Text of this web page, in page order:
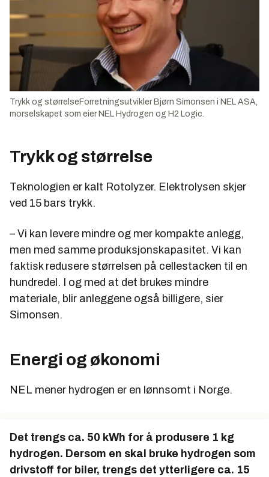
Trykk og størrelseForretningsutvikler Bjørn Simonsen i NEL ASA,
morselskapet som eier NEL Hydrogen og H2 Logic.
Trykk og størrelse
Teknologien er kalt Rotolyzer. Elektrolysen skjer
ved 15 bars trykk.
– Vi kan levere mindre og mer kompakte anlegg,
men med samme produksjonskapasitet. Vi kan
faktisk redusere størrelsen på cellestacken til en
hundredel. I og med at det brukes mindre
materiale, blir anleggene også billigere, sier
Simonsen.
Energi og økonomi
NEL mener hydrogen er en lønnsomt i Norge.
Det trengs ca. 50 kWh for å produsere 1 kg
hydrogen. Dersom en skal bruke hydrogen som
drivstoff for biler, trengs det ytterligere ca. 15